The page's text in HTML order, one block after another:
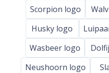
Scorpion logo
Husky logo
Wasbeer logo
Neushoorn logo